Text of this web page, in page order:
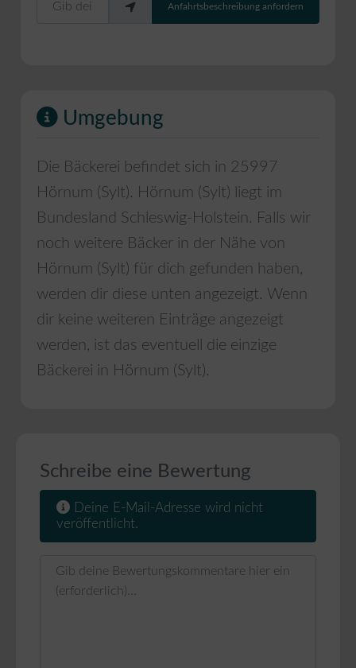
Anfahrtsbeschreibung anfordern
Umgebung
Die Bäckerei befindet sich in 25997
Hörnum (Sylt). Hörnum (Sylt) liegt im
Bundesland Schleswig-Holstein . Falls wir
noch weitere Bäcker in der Nähe von
Hörnum (Sylt) für dich gefunden haben,
werden dir diese unten angezeigt. Wenn
dir keine weiteren Einträge angezeigt
werden, ist das eventuell die einzige
Bäckerei in Hörnum (Sylt).
Schreibe eine Bewertung
Deine E-Mail-Adresse wird nicht
veröffentlicht.